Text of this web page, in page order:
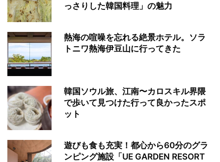
っさりした韓国料理」の魅力
熱海の喧噪を忘れる絶景ホテル。ソラ
トニワ熱海伊豆山に行ってきた
韓国ソウル旅、江南〜カロスキル界隈
で歩いて見つけた行って良かったスポ
ット
遊びも食も充実！都心から60分のグラ
ンピング施設「UE GARDEN RESORT